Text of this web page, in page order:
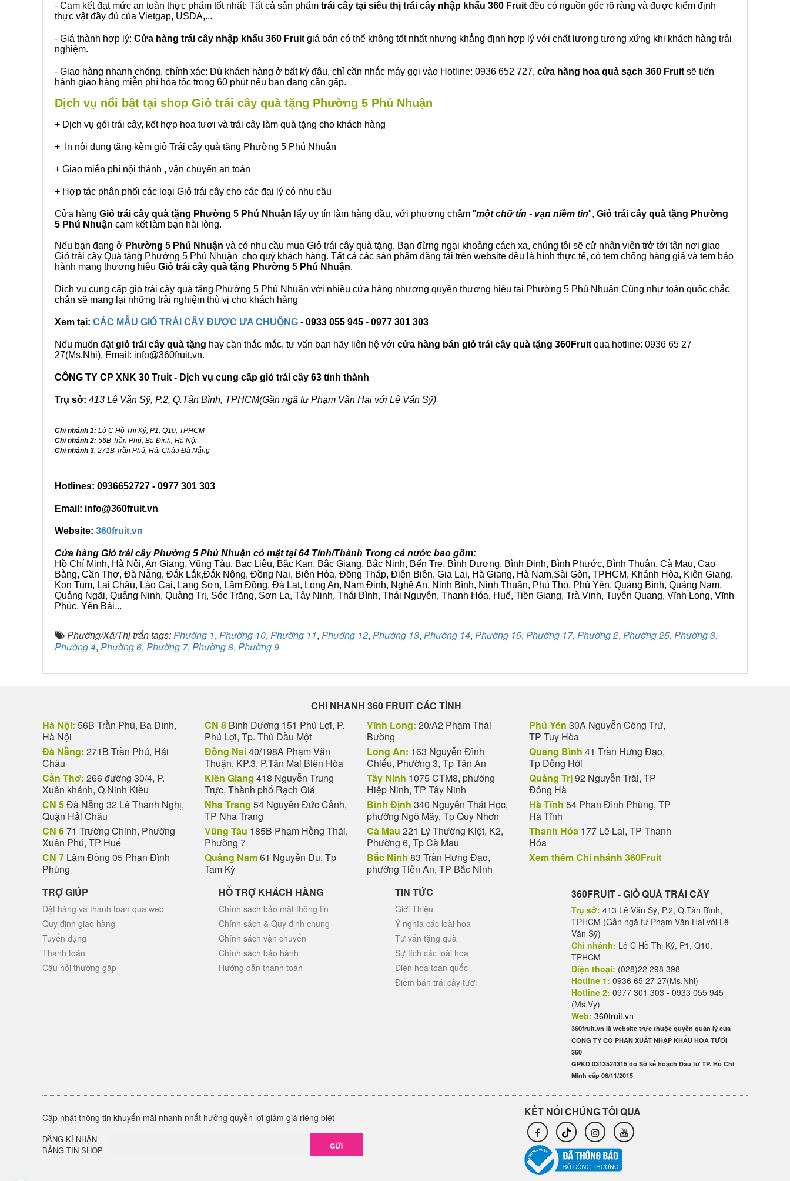
- Cam kết đạt mức an toàn thực phẩm tốt nhất: Tất cả sản phẩm trái cây tại siêu thị trái cây nhập khẩu 360 Fruit đều có nguồn gốc rõ ràng và được kiểm định
thực vật đầy đủ của Vietgap, USDA,...
- Giá thành hợp lý: Cửa hàng trái cây nhập khẩu 360 Fruit giá bán có thể không tốt nhất nhưng khẳng định hợp lý với chất lượng tương xứng khi khách hàng trải
nghiệm.
- Giao hàng nhanh chóng, chính xác: Dù khách hàng ở bất kỳ đâu, chỉ cần nhắc máy gọi vào Hotline: 0936 652 727, cửa hàng hoa quả sạch 360 Fruit sẽ tiến
hành giao hàng miễn phí hỏa tốc trong 60 phút nếu bạn đang cần gấp.
Dịch vụ nổi bật tại shop Giỏ trái cây quà tặng Phường 5 Phú Nhuận
+ Dịch vụ gói trái cây, kết hợp hoa tươi và trái cây làm quà tặng cho khách hàng
+ In nội dung tặng kèm giỏ Trái cây quà tặng Phường 5 Phú Nhuận
+ Giao miễn phí nội thành , vận chuyển an toàn
+ Hợp tác phân phối các loại Giỏ trái cây cho các đại lý có nhu cầu
Cửa hàng Giỏ trái cây quà tặng Phường 5 Phú Nhuận lấy uy tín làm hàng đầu, với phương châm "một chữ tín - vạn niềm tin", Giỏ trái cây quà tặng Phường
5 Phú Nhuận cam kết làm bạn hài lòng.
Nếu bạn đang ở Phường 5 Phú Nhuận và có nhu cầu mua Giỏ trái cây quà tặng, Bạn đừng ngại khoảng cách xa, chúng tôi sẽ cử nhân viên trở tới tận nơi giao
Giỏ trái cây Quà tặng Phường 5 Phú Nhuận cho quý khách hàng. Tất cả các sản phẩm đăng tải trên website đều là hình thực tế, có tem chống hàng giả và tem bảo
hành mang thương hiệu Giỏ trái cây quà tặng Phường 5 Phú Nhuận.
Dịch vụ cung cấp giỏ trái cây quà tặng Phường 5 Phú Nhuận với nhiều cửa hàng nhượng quyền thương hiệu tại Phường 5 Phú Nhuận Cũng như toàn quốc chắc
chắn sẽ mang lại những trải nghiệm thù vị cho khách hàng
Xem tại: CÁC MẪU GIỎ TRÁI CÂY ĐƯỢC ƯA CHUỘNG - 0933 055 945 - 0977 301 303
Nếu muốn đặtgiỏ trái cây quà tặng hay cần thắc mắc, tư vấn bạn hãy liên hệ với cửa hàng bán giỏ trái cây quà tặng 360Fruit qua hotline: 0936 65 27
27(Ms.Nhi), Email: info@360fruit.vn.
CÔNG TY CP XNK 30 Truit - Dịch vụ cung cấp giỏ trái cây 63 tỉnh thành
Trụ sở: 413 Lê Văn Sỹ, P.2, Q.Tân Bình, TPHCM(Gần ngã tư Phạm Văn Hai với Lê Văn Sỹ)
Chi nhánh 1: Lô C Hồ Thị Kỷ, P1, Q10, TPHCM
Chi nhánh 2: 56B Trần Phú, Ba Đình, Hà Nội
Chi nhánh 3: 271B Trần Phú, Hải Châu Đà Nẵng
Hotlines: 0936652727 - 0977 301 303
Email: info@360fruit.vn
Website: 360fruit.vn
Cửa hàng Giỏ trái cây Phường 5 Phú Nhuận có mặt tại 64 Tỉnh/Thành Trong cả nước bao gồm:
Hồ Chí Minh, Hà Nội, An Giang, Vũng Tàu, Bạc Liêu, Bắc Kạn, Bắc Giang, Bắc Ninh, Bến Tre, Bình Dương, Bình Định, Bình Phước, Bình Thuận, Cà Mau, Cao
Bằng, Cần Thơ, Đà Nẵng, Đắk Lắk,Đắk Nông, Đồng Nai, Biên Hòa, Đồng Tháp, Điện Biên, Gia Lai, Hà Giang, Hà Nam,Sài Gòn, TPHCM, Khánh Hòa, Kiên Giang,
Kon Tum, Lai Châu, Lào Cai, Lạng Sơn, Lâm Đồng, Đà Lạt, Long An, Nam Định, Nghệ An, Ninh Bình, Ninh Thuận, Phú Thọ, Phú Yên, Quảng Bình, Quảng Nam,
Quảng Ngãi, Quảng Ninh, Quảng Trị, Sóc Trăng, Sơn La, Tây Ninh, Thái Bình, Thái Nguyên, Thanh Hóa, Huế, Tiền Giang, Trà Vinh, Tuyên Quang, Vĩnh Long, Vĩnh
Phúc, Yên Bái...
Phường/Xã/Thị trấn tags:Phường 1, Phường 10, Phường 11, Phường 12, Phường 13, Phường 14, Phường 15, Phường 17, Phường 2, Phường 25, Phường 3,
Phường 4, Phường 6, Phường 7, Phường 8, Phường 9
CHI NHANH 360 FRUIT CÁC TỈNH
Hà Nội: 56B Trần Phú, Ba Đình,
Hà Nội
Đà Nẵng: 271B Trần Phú, Hải
Châu
Cần Thơ: 266 đường 30/4, P.
Xuân khánh, Q.Ninh Kiều
CN 5Đà Nẵng 32 Lê Thanh Nghị,
Quận Hải Châu
CN 671 Trường Chinh, Phường
Xuân Phú, TP Huế
CN 7 Lâm Đồng 05 Phan Đình
Phùng
CN 8 Bình Dương 151 Phú Lợi, P.
Phú Lợi, Tp. Thủ Dầu Một
Đồng Nai40/198A Phạm Văn
Thuận, KP.3, P.Tân Mai Biên Hòa
Kiên Giang 418 Nguyễn Trung
Trực, Thành phố Rạch Giá
Nha Trang 54 Nguyễn Đức Cảnh,
TP Nha Trang
Vũng Tàu 185B Phạm Hồng Thái,
Phường 7
Quảng Nam61 Nguyễn Du, Tp
Tam Kỳ
Vĩnh Long: 20/A2 Phạm Thái
Bường
Long An: 163 Nguyễn Đình
Chiểu, Phường 3, Tp Tân An
Tây Ninh 1075 CTM8, phường
Hiệp Ninh, TP Tây Ninh
Bình Định 340 Nguyễn Thái Học,
phường Ngô Mây, Tp Quy Nhơn
Cà Mau 221 Lý Thường Kiệt, K2,
Phường 6, Tp Cà Mau
Bắc Ninh 83 Trần Hưng Đạo,
phường Tiền An, TP Bắc Ninh
Phú Yên 30A Nguyễn Công Trứ,
TP Tuy Hòa
Quảng Bình 41 Trần Hưng Đạo,
Tp Đồng Hới
Quảng Trị92 Nguyễn Trãi, TP
Đông Hà
Hà Tĩnh 54 Phan Đình Phùng, TP
Hà Tĩnh
Thanh Hóa 177 Lê Lai, TP Thanh
Hóa
Xem thêm Chi nhánh 360Fruit
TRỢ GIÚP
Đặt hàng và thanh toán qua web
Quy định giao hàng
Tuyển dụng
Thanh toán
Câu hỏi thường gặp
HỖ TRỢ KHÁCH HÀNG
Chính sách bảo mật thông tin
Chính sách & Quy định chung
Chính sách vận chuyển
Chính sách bảo hành
Hướng dẫn thanh toán
TIN TỨC
Giới Thiệu
Ý nghĩa các loài hoa
Tư vấn tặng quà
Sự tích các loài hoa
Điện hoa toàn quốc
Điểm bán trái cây tươi
360FRUIT - GIỎ QUÀ TRÁI CÂY
Trụ sở: 413 Lê Văn Sỹ, P.2, Q.Tân Bình,
TPHCM (Gần ngã tư Phạm Văn Hai với Lê
Văn Sỹ)
Chi nhánh: Lô C Hồ Thị Kỷ, P1, Q10,
TPHCM
Điện thoại: (028)22 298 398
Hotline 1: 0936 65 27 27(Ms.Nhi)
Hotline 2: 0977 301 303 - 0933 055 945
(Ms.Vy)
Web: 360fruit.vn
360fruit.vn là website trực thuộc quyền quản lý của
CÔNG TY CỔ PHẦN XUẤT NHẬP KHẨU HOA TƯƠI
360
GPKD 0313524315 do Sở kế hoạch Đầu tư TP. Hồ Chí
Minh cấp 06/11/2015
Cập nhật thông tin khuyến mãi nhanh nhất hưởng quyền lợi giảm giá riêng biệt
ĐĂNG KÍ NHẬN
BẢNG TIN SHOP
GỬI
KẾT NỐI CHÚNG TÔI QUA